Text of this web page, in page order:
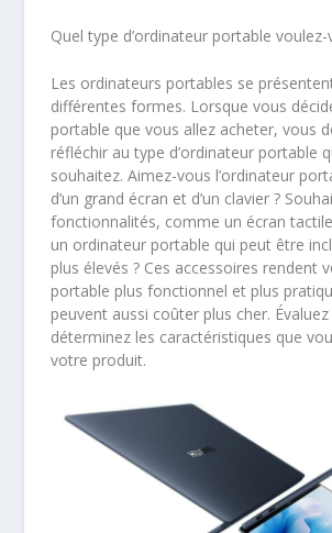
Quel type d’ordinateur portable voulez-
Les ordinateurs portables se
différentes formes. Lorsque vous
portable que vous allez acheter, vous
réfléchir au type d’ordinateur portable
souhaitez. Aimez-vous l’ordinateur
d’un grand écran et d’un clavier ?
fonctionnalités, comme un écran
un ordinateur portable qui peut être
plus élevés ? Ces accessoires rendent
portable plus fonctionnel et plus
peuvent aussi coûter plus cher.
déterminez les caractéristiques que
votre produit.